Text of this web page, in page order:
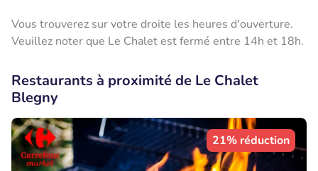
Vous trouverez sur votre droite les heures d'ouverture.
Veuillez noter que Le Chalet est fermé entre 14h et 18h.
Restaurants à proximité de Le Chalet
Blegny
21% réduction